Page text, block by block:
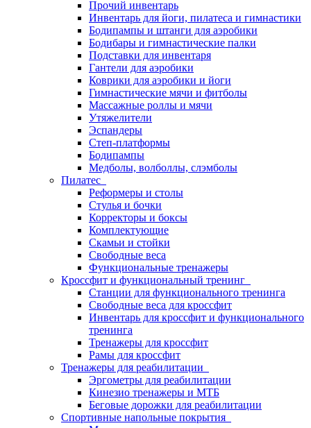
Прочий инвентарь
Инвентарь для йоги, пилатеса и гимнастики
Бодипампы и штанги для аэробики
Бодибары и гимнастические палки
Подставки для инвентаря
Гантели для аэробики
Коврики для аэробики и йоги
Гимнастические мячи и фитболы
Массажные роллы и мячи
Утяжелители
Эспандеры
Степ-платформы
Бодипампы
Медболы, волболлы, слэмболы
Пилатес
Реформеры и столы
Стулья и бочки
Корректоры и боксы
Комплектующие
Скамьи и стойки
Свободные веса
Функциональные тренажеры
Кроссфит и функциональный тренинг
Станции для функционального тренинга
Свободные веса для кроссфит
Инвентарь для кроссфит и функционального
тренинга
Тренажеры для кроссфит
Рамы для кроссфит
Тренажеры для реабилитации
Эргометры для реабилитации
Кинезио тренажеры и МТБ
Беговые дорожки для реабилитации
Спортивные напольные покрытия